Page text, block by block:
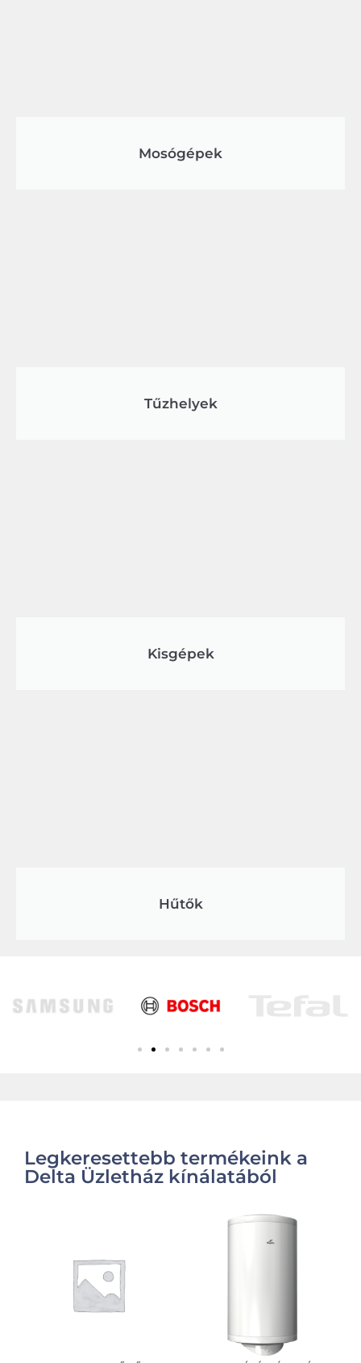
Mosógépek
Tűzhelyek
Kisgépek
Hűtők
Legkeresettebb termékeink a
Delta Üzletház kínálatából